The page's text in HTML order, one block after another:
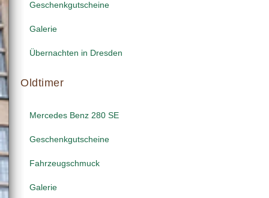
Geschenkgutscheine
Galerie
Übernachten in Dresden
Oldtimer
Mercedes Benz 280 SE
Geschenkgutscheine
Fahrzeugschmuck
Galerie